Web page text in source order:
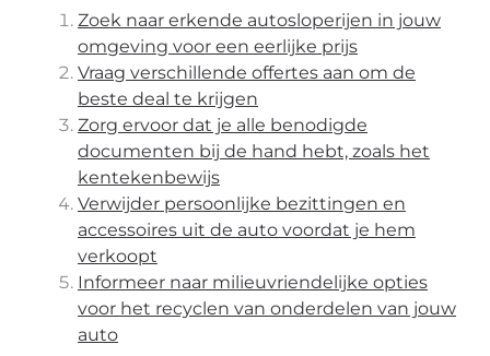
Zoek naar erkende autosloperijen in jouw
omgeving voor een eerlijke prijs
Vraag verschillende offertes aan om de
beste deal te krijgen
Zorg ervoor dat je alle benodigde
documenten bij de hand hebt, zoals het
kentekenbewijs
Verwijder persoonlijke bezittingen en
accessoires uit de auto voordat je hem
verkoopt
Informeer naar milieuvriendelijke opties
voor het recyclen van onderdelen van jouw
auto